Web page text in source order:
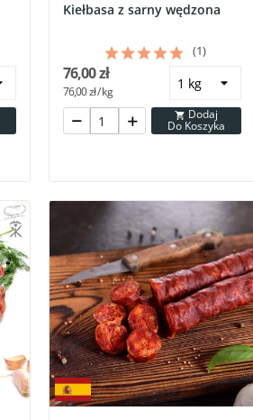
Kiełbasa z sarny wędzona
(1)

Do Koszyka
76,00 zł
76,00 zł / kg